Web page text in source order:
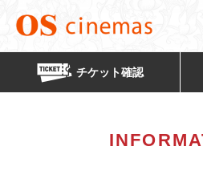
チケット確認